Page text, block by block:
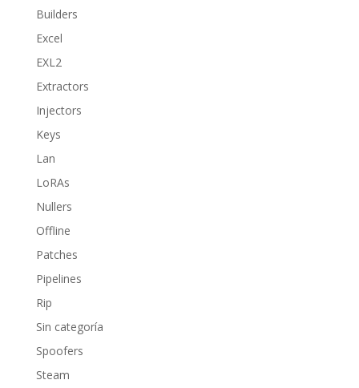
Builders
Excel
EXL2
Extractors
Injectors
Keys
Lan
LoRAs
Nullers
Offline
Patches
Pipelines
Rip
Sin categoría
Spoofers
Steam